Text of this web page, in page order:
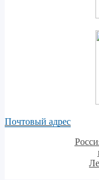
Почтовый адрес